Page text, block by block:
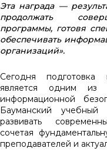
Эта награда —
продолжать
программы, готовя
обеспечивать
организаций».
Сегодня подготовка
является одним из
информационной
Бауманский учебный
развивать
сочетая
преподавателей и